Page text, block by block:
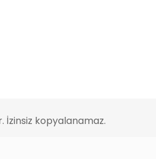
İzinsiz kopyalanamaz.